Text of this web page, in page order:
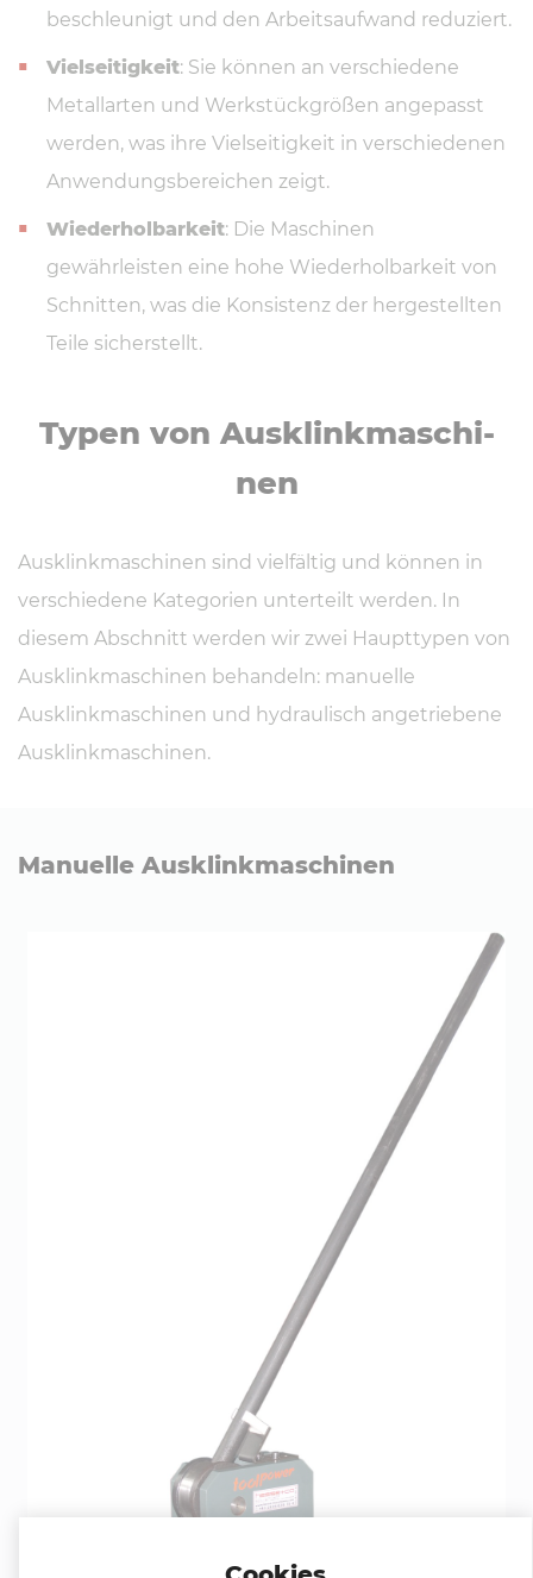
beschleunigt und den Arbeitsaufwand reduziert.
Vielseitigkeit: Sie können an verschiedene
Metallarten und Werkstückgrößen angepasst
werden, was ihre Vielseitigkeit in verschiedenen
Anwendungsbereichen zeigt.
Wiederholbarkeit: Die Maschinen
gewährleisten eine hohe Wiederholbarkeit von
Schnitten, was die Konsistenz der hergestellten
Teile sicherstellt.
Typen von Aus­klink­ma­schi­
nen
Ausklinkmaschinen sind vielfältig und können in
verschiedene Kategorien unterteilt werden. In
diesem Abschnitt werden wir zwei Haupttypen von
Ausklinkmaschinen behandeln: manuelle
Ausklinkmaschinen und hydraulisch angetriebene
Ausklinkmaschinen.
Manuelle Aus­klink­ma­schi­nen